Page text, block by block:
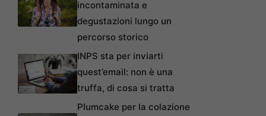
incontaminata e
degustazioni lungo un
percorso storico
INPS sta per inviarti
quest’email: non è una
truffa, di cosa si tratta
Plumcake per la colazione